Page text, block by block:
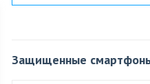
Защищенные